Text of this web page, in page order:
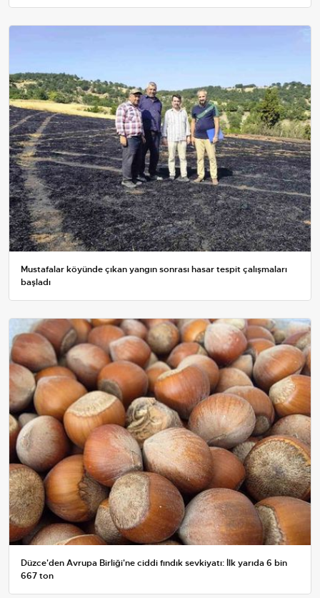
Mustafalar köyünde çıkan yangın sonrası hasar tespit çalışmaları
başladı
Düzce'den Avrupa Birliği'ne ciddi fındık sevkiyatı: İlk yarıda 6 bin
667 ton